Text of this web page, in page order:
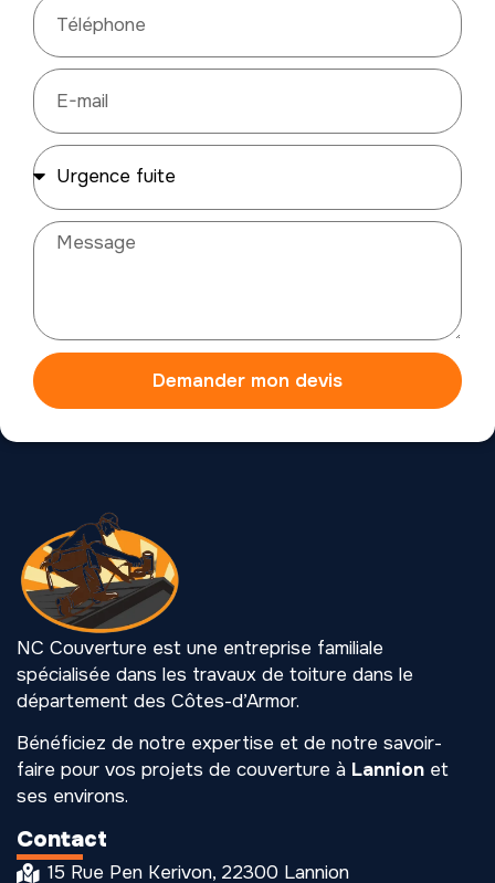
Demander mon devis
NC Couverture est une entreprise familiale
spécialisée dans les travaux de toiture dans le
département des Côtes-d’Armor.
Bénéficiez de notre expertise et de notre savoir-
faire pour vos projets de couverture à Lannion et
ses environs.
Contact
15 Rue Pen Kerivon, 22300 Lannion